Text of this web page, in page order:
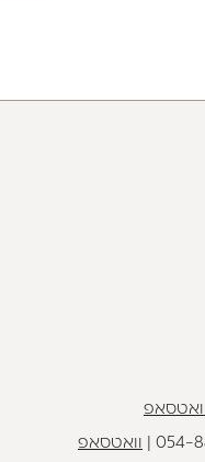
054- וואטסאפ